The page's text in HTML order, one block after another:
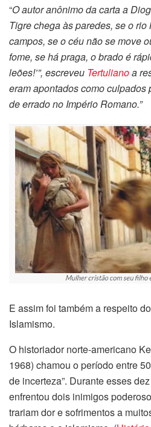
“O autor anônimo da carta a
Tigre chega às paredes, se o
campos, se o céu não se move
fome, se há praga, o brado é
leões!’”, escreveu Tertulianoa
eram apontados como culpados
de errado no Império Romano.”
E assim foi também a respeito
Islamismo.
O historiador norte-americano
1968) chamou o período entre
de incerteza”. Durante esses
enfrentou dois inimigos
trariam dor e sofrimentos a